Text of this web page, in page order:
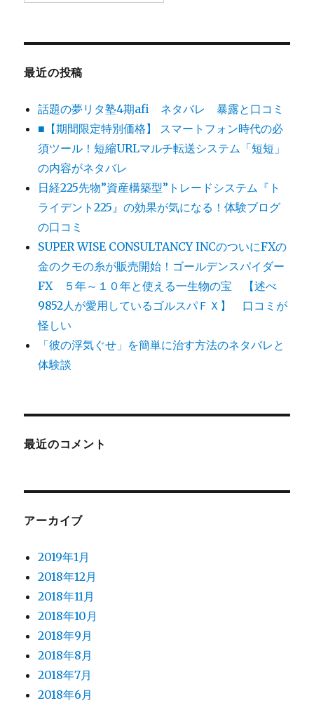
最近の投稿
話題の夢リタ塾4期afi ネタバレ 暴露と口コミ
■【期間限定特別価格】 スマートフォン時代の必
須ツール！短縮URLマルチ転送システム「短短」
の内容がネタバレ
日経225先物”資産構築型”トレードシステム『ト
ライデント225』の効果が気になる！体験ブログ
の口コミ
SUPER WISE CONSULTANCY INCのついにFXの
金のクモの糸が販売開始！ゴールデンスパイダー
FX ５年～１０年と使える一生物の宝 【述べ
9852人が愛用しているゴルスパＦＸ】 口コミが
怪しい
「彼の浮気ぐせ」を簡単に治す方法のネタバレと
体験談
最近のコメント
アーカイブ
2019年1月
2018年12月
2018年11月
2018年10月
2018年9月
2018年8月
2018年7月
2018年6月